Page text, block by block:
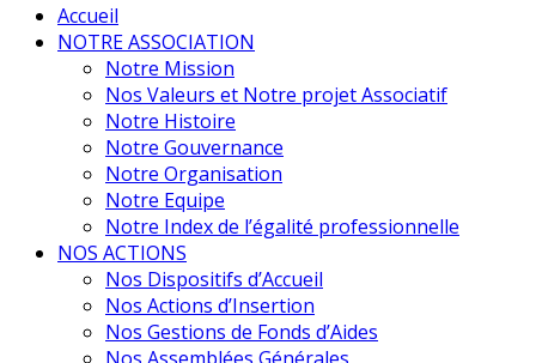
Accueil
NOTRE ASSOCIATION
Notre Mission
Nos Valeurs et Notre projet Associatif
Notre Histoire
Notre Gouvernance
Notre Organisation
Notre Equipe
Notre Index de l’égalité professionnelle
NOS ACTIONS
Nos Dispositifs d’Accueil
Nos Actions d’Insertion
Nos Gestions de Fonds d’Aides